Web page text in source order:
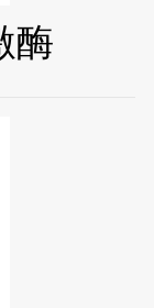
酶